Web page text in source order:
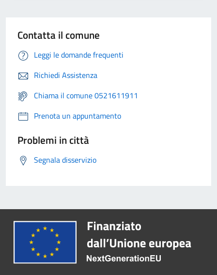
Contatta il comune
Leggi le domande frequenti
Richiedi Assistenza
Chiama il comune 0521611911
Prenota un appuntamento
Problemi in città
Segnala disservizio